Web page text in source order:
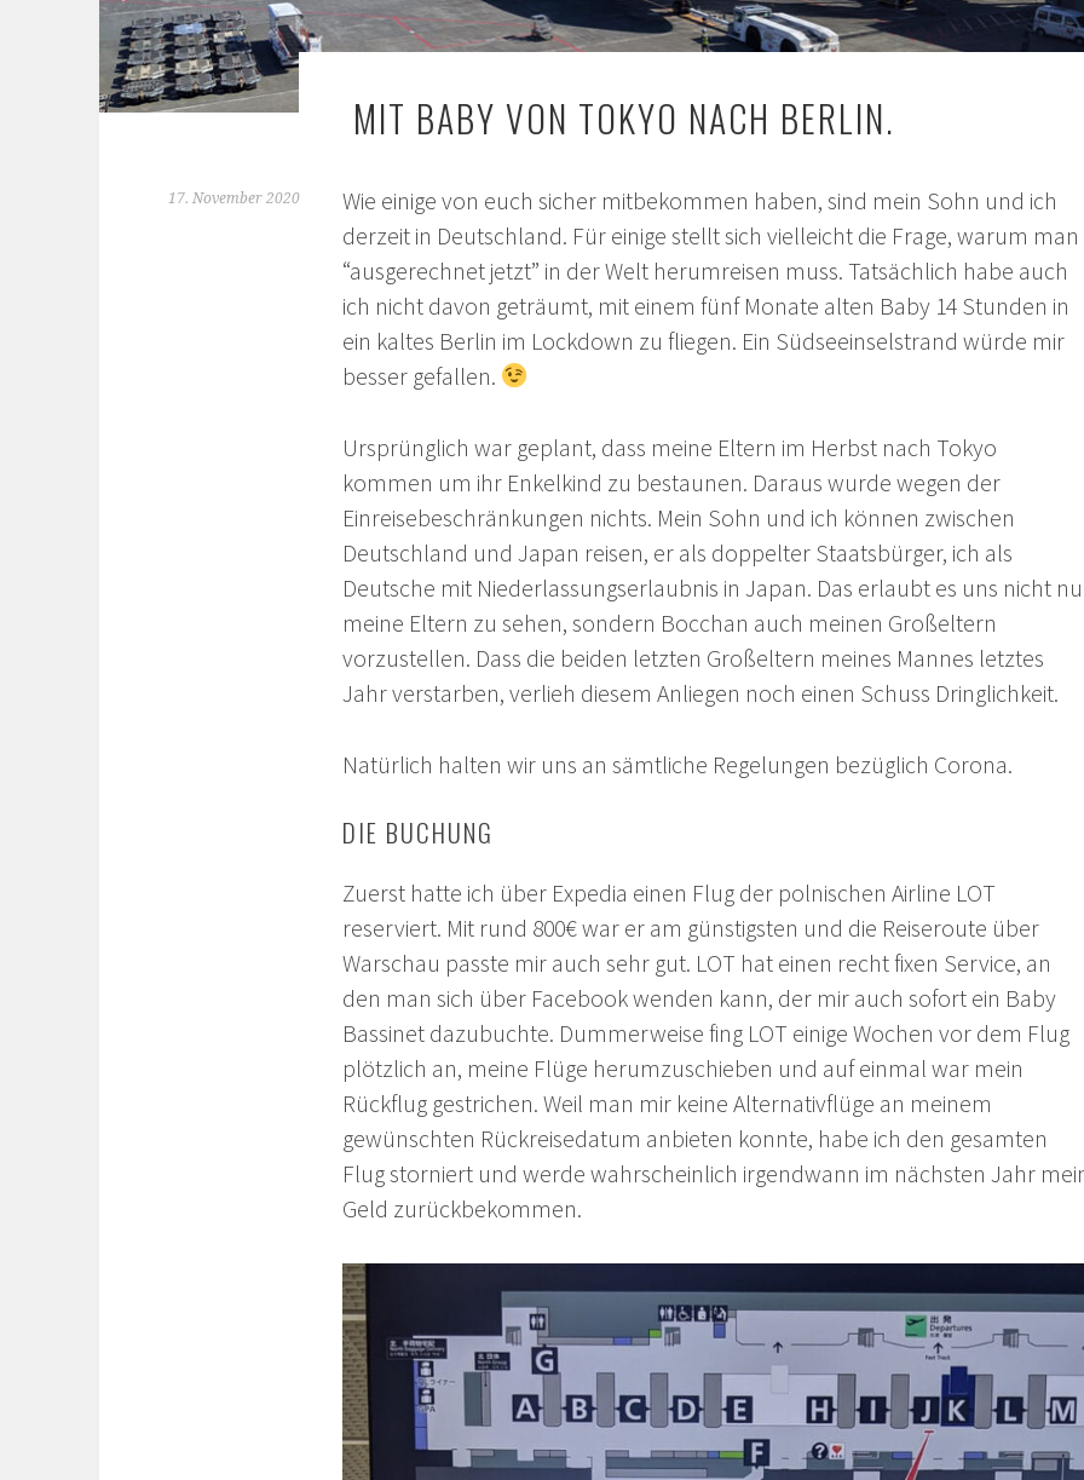
MIT BABY VON TOKYO NACH BERLIN.
17. November 2020
Wie einige von euch sicher mitbekommen haben, sind mein Sohn und ich
derzeit in Deutschland. Für einige stellt sich vielleicht die Frage, warum man
“ausgerechnet jetzt” in der Welt herumreisen muss. Tatsächlich habe auch
ich nicht davon geträumt, mit einem fünf Monate alten Baby 14 Stunden in
ein kaltes Berlin im Lockdown zu fliegen. Ein Südseeinselstrand würde mir
besser gefallen.
Ursprünglich war geplant, dass meine Eltern im Herbst nach Tokyo
kommen um ihr Enkelkind zu bestaunen. Daraus wurde wegen der
Einreisebeschränkungen nichts. Mein Sohn und ich können zwischen
Deutschland und Japan reisen, er als doppelter Staatsbürger, ich als
Deutsche mit Niederlassungserlaubnis in Japan. Das erlaubt es uns nicht
meine Eltern zu sehen, sondern Bocchan auch meinen Großeltern
vorzustellen. Dass die beiden letzten Großeltern meines Mannes letztes
Jahr verstarben, verlieh diesem Anliegen noch einen Schuss Dringlichkeit.
Natürlich halten wir uns an sämtliche Regelungen bezüglich Corona.
DIE BUCHUNG
Zuerst hatte ich über Expedia einen Flug der polnischen Airline LOT
reserviert. Mit rund 800€ war er am günstigsten und die Reiseroute über
Warschau passte mir auch sehr gut. LOT hat einen recht fixen Service, an
den man sich über Facebook wenden kann, der mir auch sofort ein Baby
Bassinet dazubuchte. Dummerweise fing LOT einige Wochen vor dem Flug
plötzlich an, meine Flüge herumzuschieben und auf einmal war mein
Rückflug gestrichen. Weil man mir keine Alternativflüge an meinem
gewünschten Rückreisedatum anbieten konnte, habe ich den gesamten
Flug storniert und werde wahrscheinlich irgendwann im nächsten Jahr
Geld zurückbekommen.